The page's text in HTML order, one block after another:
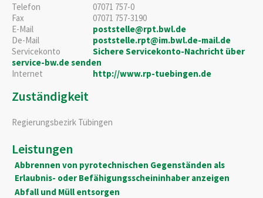
Telefon
07071 757-0
Fax
07071 757-3190
E-Mail
poststelle@rpt.bwl.de
De-Mail
poststelle.rpt@im.bwl.de-mail.de
Servicekonto
Sichere Servicekonto-Nachricht über
service-bw.de senden
Internet
http://www.rp-tuebingen.de
Zuständigkeit
Regierungsbezirk Tübingen
Leistungen
Abbrennen von pyrotechnischen Gegenständen als
Erlaubnis- oder Befähigungsscheininhaber anzeigen
Abfall und Müll entsorgen